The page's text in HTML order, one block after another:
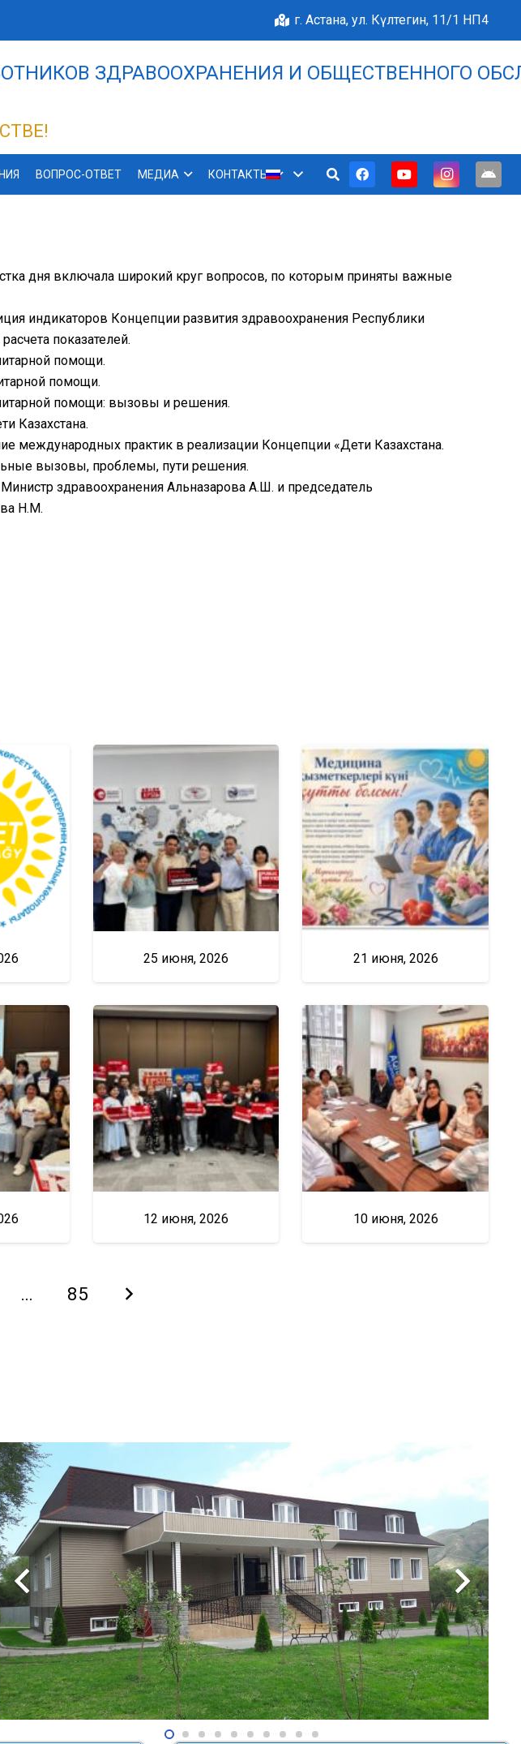
г. Астана, ул. Күлтегин, 11/1 НП4
ЗДРАВООХРАНЕНИЯ И ОБЩЕСТВЕННОГО
ВОПРОС-ОТВЕТ МЕДИА КОНТАКТЫ
дня включала широкий круг вопросов, по которым приняты важные
индикаторов Концепции развития здравоохранения Республики
показателей.
помощи.
помощи.
помощи: вызовы и решения.
Казахстана.
международных практик в реализации Концепции «Дети Казахстана.
вызовы, проблемы, пути решения.
здравоохранения Альназарова А.Ш. и председатель
Н.М.
25 июня, 2026 21 июня, 2026
12 июня, 2026 10 июня, 2026
… 85